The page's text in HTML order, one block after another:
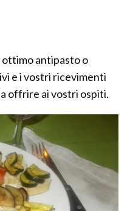
antipasto o
e i vostri ricevimenti
offrire ai vostri ospiti.